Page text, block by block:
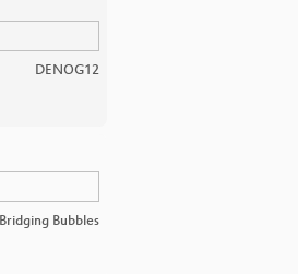
DENOG12
Bridging Bubbles